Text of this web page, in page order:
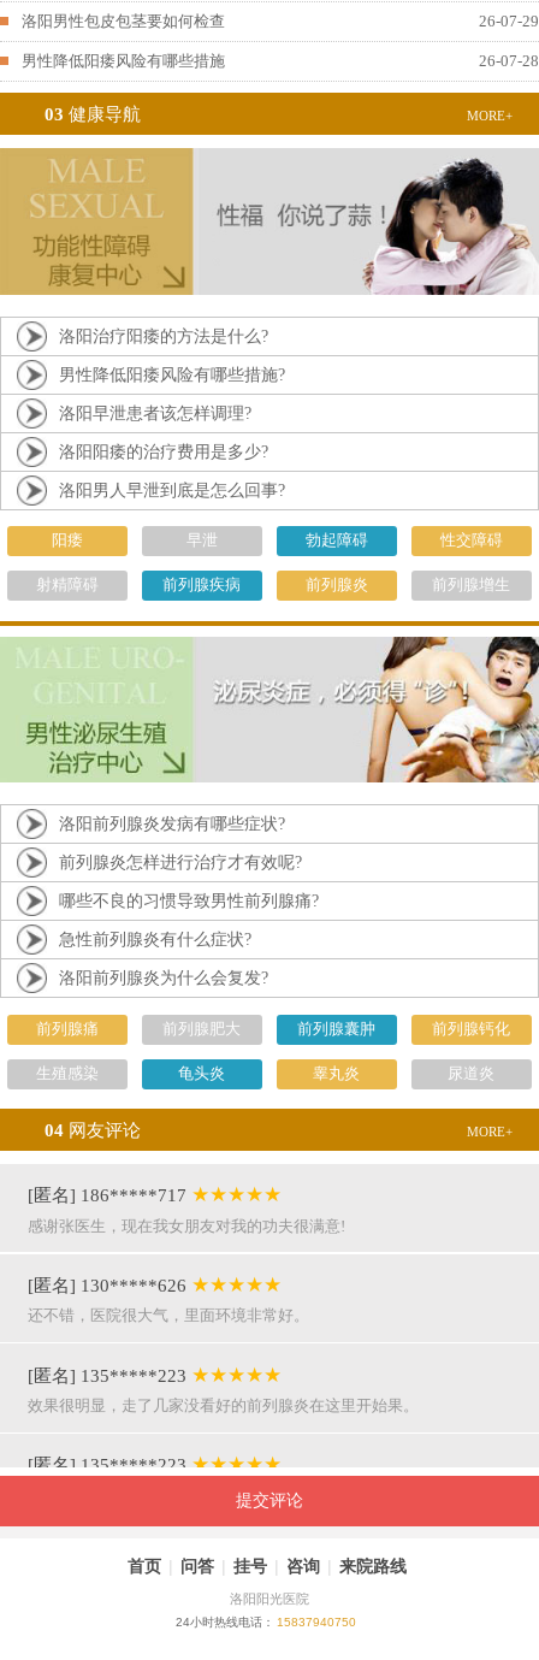
洛阳男性包皮包茎要如何检查 26-07-29
男性降低阳痿风险有哪些措施 26-07-28
03 健康导航 MORE+
洛阳治疗阳痿的方法是什么?
男性降低阳痿风险有哪些措施?
洛阳早泄患者该怎样调理?
洛阳阳痿的治疗费用是多少?
洛阳男人早泄到底是怎么回事?
阳痿 早泄 勃起障碍 性交障碍
射精障碍 前列腺疾病 前列腺炎 前列腺增生
洛阳前列腺炎发病有哪些症状?
前列腺炎怎样进行治疗才有效呢?
哪些不良的习惯导致男性前列腺痛?
急性前列腺炎有什么症状?
洛阳前列腺炎为什么会复发?
前列腺痛 前列腺肥大 前列腺囊肿 前列腺钙化
生殖感染 龟头炎 睾丸炎 尿道炎
04 网友评论 MORE+
[匿名] 186*****717 ★★★★★
感谢张医生，现在我女朋友对我的功夫很满意!
[匿名] 130*****626 ★★★★★
还不错，医院很大气，里面环境非常好。
[匿名] 135*****223 ★★★★★
效果很明显，走了几家没看好的前列腺炎在这里开始果。
[匿名] 135*****223 ★★★★★
呵呵，就是屌，你们医院护士穿着挺漂亮的。
[匿名] 155*****941★★★★★
提交评论
首页 | 问答 | 挂号 | 咨询 | 来院路线
洛阳阳光医院
24小时热线电话： 15837940750